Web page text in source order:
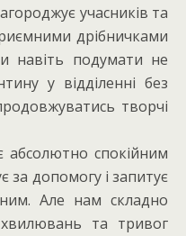
учасників та
дрібничками
навіть подумати не
у відділенні без
творчі
абсолютно спокійним
за допомогу і запитує
Але нам складно
хвилювань та тривог